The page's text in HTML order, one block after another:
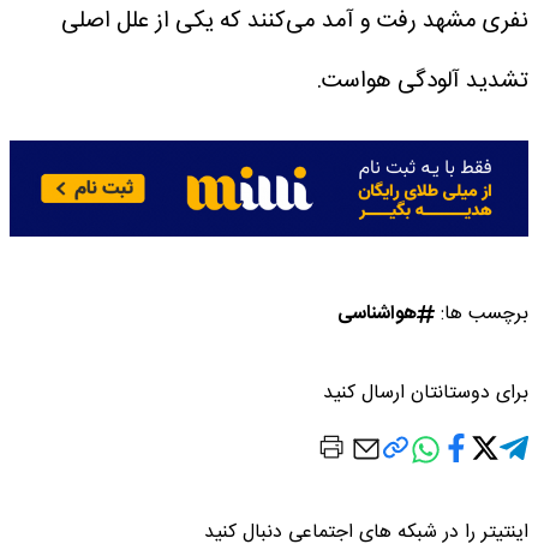
نفری مشهد رفت و آمد می‌کنند که یکی از علل اصلی
تشدید آلودگی هواست.
برچسب ها: هواشناسی
برای دوستانتان ارسال کنید
اینتیتر را در شبکه های اجتماعی دنبال کنید